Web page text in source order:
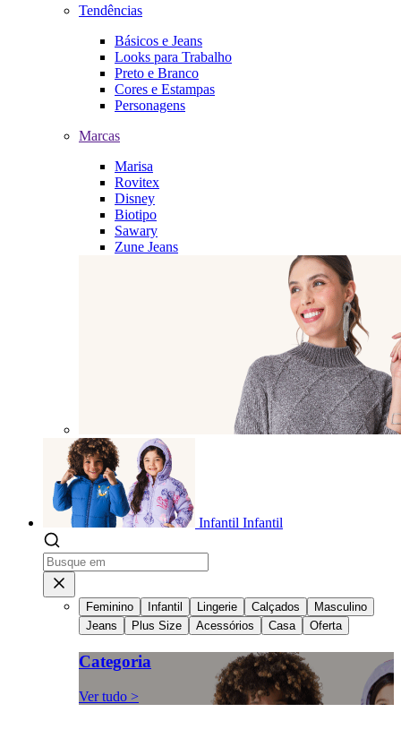
Tendências
Básicos e Jeans
Looks para Trabalho
Preto e Branco
Cores e Estampas
Personagens
Marcas
Marisa
Rovitex
Disney
Biotipo
Sawary
Zune Jeans
Infantil Infantil
Feminino Infantil Lingerie Calçados
Masculino
Jeans
Plus Size Acessórios Casa Oferta
Categoria
Ver tudo >